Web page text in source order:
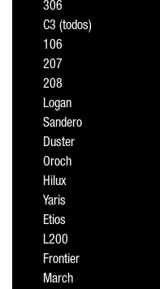
306
C3 (todos)
106
207
208
Logan
Sandero
Duster
Oroch
Hilux
Yaris
Etios
L200
Frontier
March